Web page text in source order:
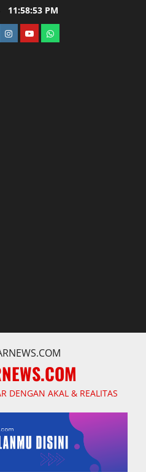
11:58:54 PM
instagram.com
youtubewhatsapp
DENGAN AKAL & REALITAS